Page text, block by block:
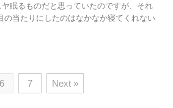
眠るものだと思っていたのですが、それ
当たりにしたのはなかなか寝てくれない
6 7 Next »